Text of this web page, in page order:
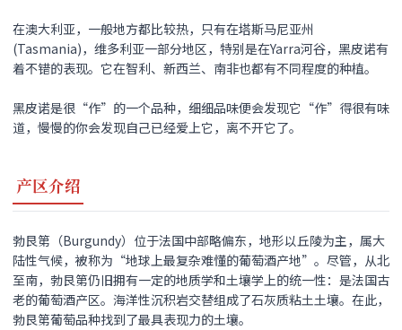
在澳大利亚，一般地方都比较热，只有在塔斯马尼亚州
(Tasmania)，维多利亚一部分地区，特别是在Yarra河谷， 黑皮诺有
着不错的表现。它在智利、新西兰、南非也都有不同程度的种植。
黑皮诺是很“作”的一个品种，细细品味便会发现它“作”得很有味
道，慢慢的你会发现自己已经爱上它，离不开它了。
产区介绍
勃艮第（Burgundy）位于法国中部略偏东，地形以丘陵为主，属大
陆性气候，被称为“地球上最复杂难懂的葡萄酒产地”。尽管，从北
至南，勃艮第仍旧拥有一定的地质学和土壤学上的统一性：是法国古
老的葡萄酒产区。海洋性沉积岩交替组成了石灰质粘土土壤。在此，
勃艮第葡萄品种找到了最具表现力的土壤。